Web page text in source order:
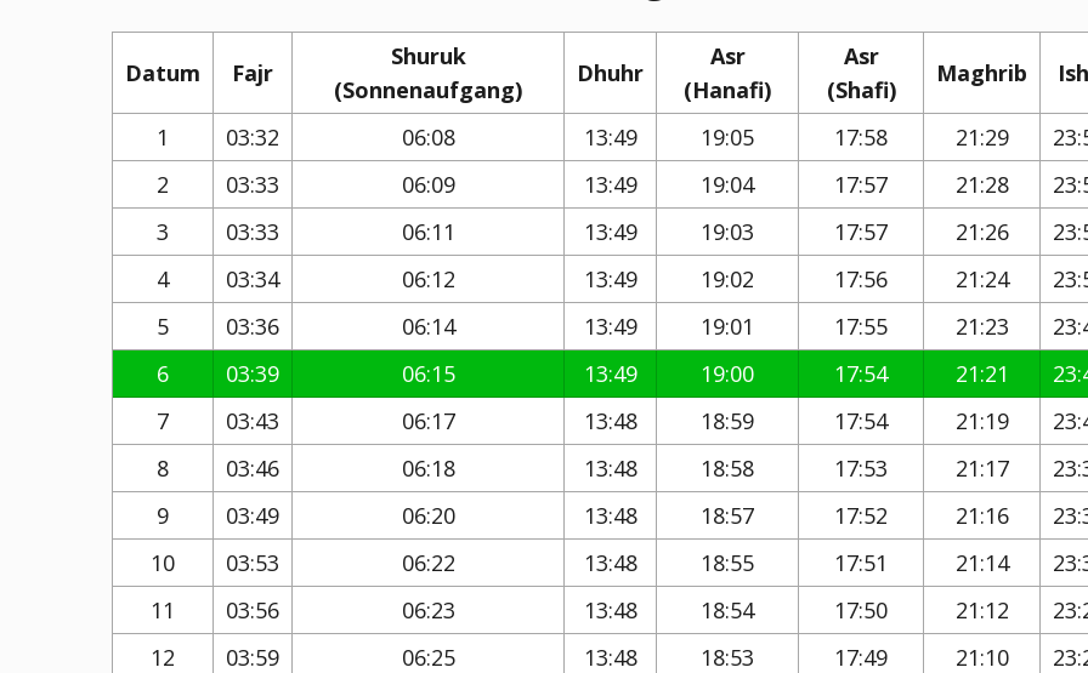
Datum Fajr
Shuruk
(Sonnenaufgang)
Dhuhr
Asr
(Hanafi)
Asr
(Shafi)
Maghrib
1 03:32 06:08 13:49 19:05 17:58 21:29
2
03:33 06:09 13:49 19:04 17:57 21:28
3
03:33 06:11 13:49 19:03 17:57 21:26
4
03:34 06:12 13:49 19:02 17:56 21:24
5
03:36 06:14 13:49 19:01 17:55 21:23
6
03:39 06:15 13:49 19:00 17:54 21:21
7
03:43 06:17 13:48 18:59 17:54 21:19
8
03:46 06:18 13:48 18:58 17:53 21:17
9
03:49 06:20 13:48 18:57 17:52 21:16
10
03:53 06:22 13:48 18:55 17:51 21:14
11
03:56 06:23 13:48 18:54 17:50 21:12
12
03:59 06:25 13:48 18:53 17:49 21:10